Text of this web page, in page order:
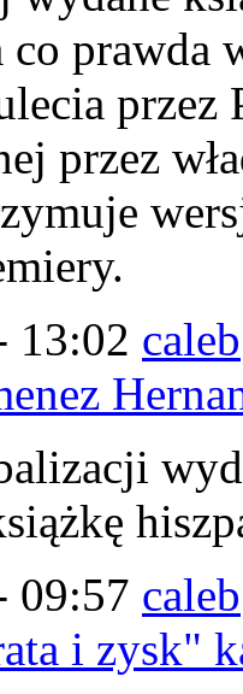
co prawda
przez
13:02 caleb
09:57 caleb
i zysk"